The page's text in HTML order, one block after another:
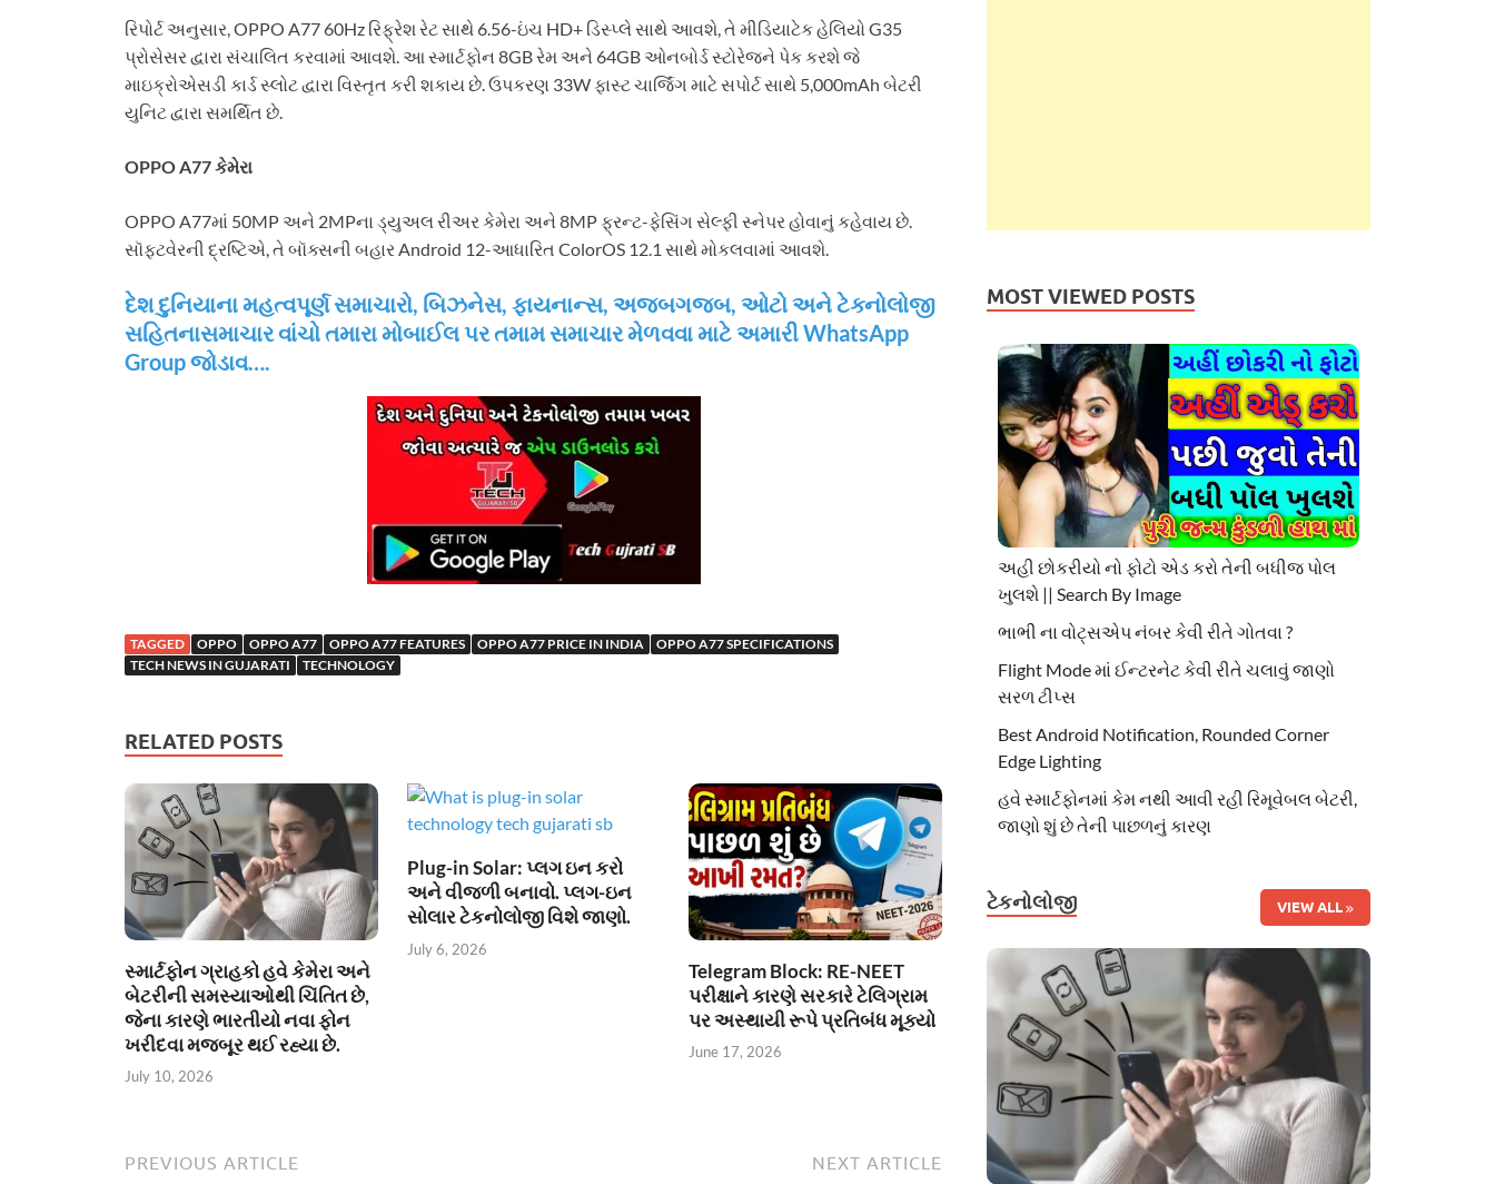
રિપોર્ટ અનુસાર, OPPO A77 60Hz રિફ્રેશ રેટ સાથે 6.56-ઇંચ HD+ ડિસ્પ્લે સાથે આવશે, તે મીડિયાટેક હેલિયો G35
પ્રોસેસર દ્વારા સંચાલિત કરવામાં આવશે. આ સ્માર્ટફોન 8GB રેમ અને 64GB ઓનબોર્ડ સ્ટોરેજને પેક કરશે જે
માઇક્રોએસડી કાર્ડ સ્લોટ દ્વારા વિસ્તૃત કરી શકાય છે. ઉપકરણ 33W ફાસ્ટ ચાર્જિંગ માટે સપોર્ટ સાથે 5,000mAh બેટરી
યુનિટ દ્વારા સમર્થિત છે.
OPPO A77 કેમેરા
OPPO A77માં 50MP અને 2MPના ડ્યુઅલ રીઅર કેમેરા અને 8MP ફ્રન્ટ-ફેસિંગ સેલ્ફી સ્નેપર હોવાનું કહેવાય છે.
સૉફ્ટવેરની દ્રષ્ટિએ, તે બૉક્સની બહાર Android 12-આધારિત ColorOS 12.1 સાથે મોકલવામાં આવશે.
દેશ દુનિયાના મહત્વપૂર્ણ સમાચારો, બિઝનેસ, ફાયનાન્સ, અજબગજબ, ઓટો અને ટેક્નોલોજી
સહિતનાસમાચાર વાંચો તમારા મોબાઈલ પર તમામ સમાચાર મેળવવા માટે અમારી WhatsApp
Group જોડાવ….
TAGGED OPPO OPPO A77 OPPO A77 FEATURES OPPO A77 PRICE IN INDIA
OPPO A77 SPECIFICATIONS
TECH NEWS IN GUJARATI
TECHNOLOGY
RELATED POSTS
સ્માર્ટફોન ગ્રાહકો હવે કેમેરા અને
બેટરીની સમસ્યાઓથી ચિંતિત છે,
જેના કારણે ભારતીયો નવા ફોન
ખરીદવા મજબૂર થઈ રહ્યા છે.
July 10, 2026
Plug-in Solar: પ્લગ ઇન કરો
અને વીજળી બનાવો. પ્લગ-ઇન
સોલાર ટેકનોલોજી વિશે જાણો.
July 6, 2026
Telegram Block: RE-NEET
પરીક્ષાને કારણે સરકારે ટેલિગ્રામ
પર અસ્થાયી રૂપે પ્રતિબંધ મૂક્યો
June 17, 2026
PREVIOUS ARTICLE NEXT ARTICLE
MOST VIEWED POSTS
અહી છોકરીયો નો ફોટો એડ કરો તેની બધીજ પોલ
ખુલશે || Search By Image
ભાભી ના વોટ્સએપ નંબર કેવી રીતે ગોતવા ?
Flight Mode માં ઈન્ટરનેટ કેવી રીતે ચલાવું જાણો
સરળ ટીપ્સ
Best Android Notification, Rounded Corner
Edge Lighting
હવે સ્માર્ટફોનમાં કેમ નથી આવી રહી રિમૂવેબલ બેટરી,
જાણો શું છે તેની પાછળનું કારણ
ટેકનોલોજી VIEW ALL